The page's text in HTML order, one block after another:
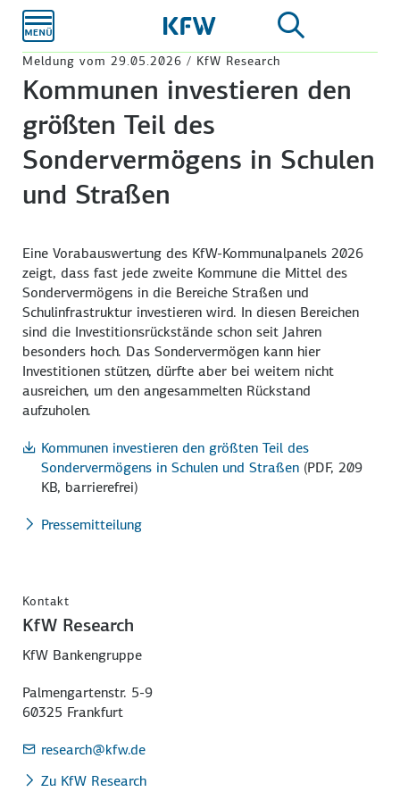
Hauptinhalt
Meldung vom 29.05.2026 / KfW Research
Kommunen investieren den
größten Teil des
Sondervermögens in Schulen
und Straßen
Eine Vorabauswertung des KfW-Kommunalpanels 2026
zeigt, dass fast jede zweite Kommune die Mittel des
Sondervermögens in die Bereiche Straßen und
Schulinfrastruktur investieren wird. In diesen Bereichen
sind die Investitions­rückstände schon seit Jahren
besonders hoch. Das Sondervermögen kann hier
Investitionen stützen, dürfte aber bei weitem nicht
ausreichen, um den angesammelten Rückstand
aufzuholen.
Kommunen investieren den größten Teil des
Sondervermögens in Schulen und Straßen (PDF, 209
KB, barrierefrei)
Pressemitteilung
Kontakt
KfW Research
KfW Bankengruppe
Palmengartenstr. 5-9
60325 Frankfurt
research@kfw.de
Zu KfW Research